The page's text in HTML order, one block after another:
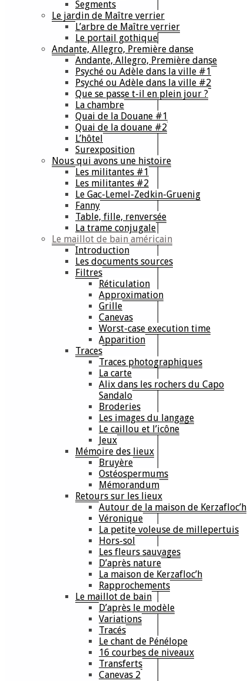
Segments
Le jardin de Maître verrier
L’arbre de Maître verrier
Le portail gothique
Andante, Allegro, Première danse
Andante, Allegro, Première danse
Psyché ou Adèle dans la ville #1
Psyché ou Adèle dans la ville #2
Que se passe t-il en plein jour ?
La chambre
Quai de la Douane #1
Quai de la douane #2
L’hôtel
Surexposition
Nous qui avons une histoire
Les militantes #1
Les militantes #2
Le Gac-Lemel-Zedkin-Gruenig
Fanny
Table, fille, renversée
La trame conjugale
Le maillot de bain américain
Introduction
Les documents sources
Filtres
Réticulation
Approximation
Grille
Canevas
Worst-case execution time
Apparition
Traces
Traces photographiques
La carte
Alix dans les rochers du Capo
Sandalo
Broderies
Les images du langage
Le caillou et l’icône
Jeux
Mémoire des lieux
Bruyère
Ostéospermums
Mémorandum
Retours sur les lieux
Autour de la maison de Kerzafloc’h
Véronique
La petite voleuse de millepertuis
Hors-sol
Les fleurs sauvages
D’après nature
La maison de Kerzafloc’h
Rapprochements
Le maillot de bain
D’après le modèle
Variations
Tracés
Le chant de Pénélope
16 courbes de niveaux
Transferts
Canevas 2